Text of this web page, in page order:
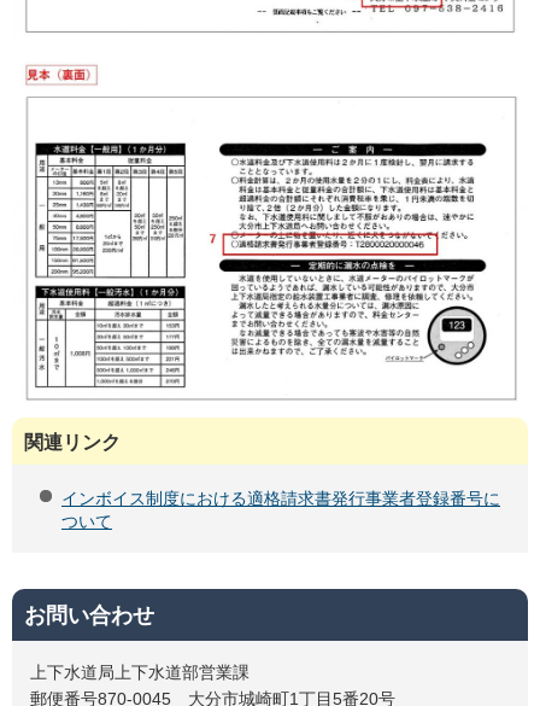
関連リンク
インボイス制度における適格請求書発行事業者登録番号に
ついて
お問い合わせ
上下水道局上下水道部営業課
郵便番号870-0045 大分市城崎町1丁目5番20号